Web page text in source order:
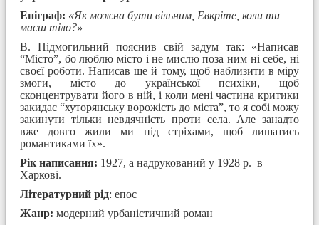
Епіграф: «Як можна бути вільним, Евкріте, коли ти
маєш тіло?»
В. Підмогильний пояснив свій задум так: «Написав
“Місто”, бо люблю місто і не мислю поза ним ні себе, ні
своєї роботи. Написав ще й тому, щоб наблизити в міру
змоги, місто до української психіки, щоб
сконцентрувати його в ній, і коли мені частина критики
закидає “хуторянську ворожість до міста”, то я собі можу
закинути тільки невдячність проти села. Але занадто
вже довго жили ми під стріхами, щоб лишатись
романтиками їх».
Рік написання: 1927, а надрукований у 1928 р. в
Харкові.
Літературний рід: епос
Жанр: модерний урбаністичний роман